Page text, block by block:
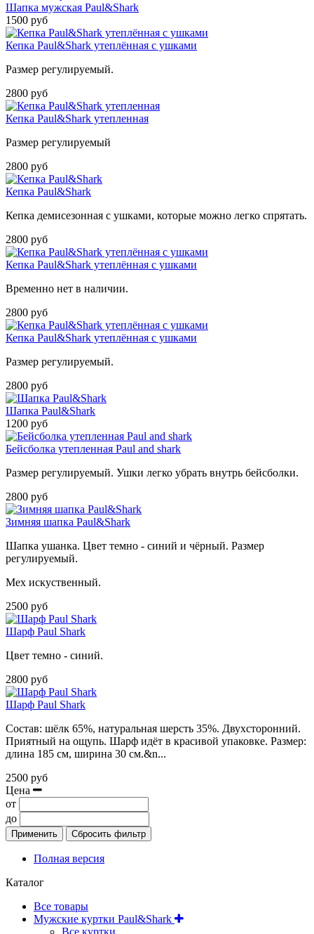
Шапка мужская Paul&Shark
1500 руб
Кепка Paul&Shark утеплённая с ушками
Размер регулируемый.
2800 руб
Кепка Paul&Shark утепленная
Размер регулируемый
2800 руб
Кепка Paul&Shark
Кепка демисезонная с ушками, которые можно легко спрятать.
2800 руб
Кепка Paul&Shark утеплённая с ушками
Временно нет в наличии.
2800 руб
Кепка Paul&Shark утеплённая с ушками
Размер регулируемый.
2800 руб
Шапка Paul&Shark
1200 руб
Бейсболка утепленная Paul and shark
Размер регулируемый. Ушки легко убрать внутрь бейсболки.
2800 руб
Зимняя шапка Paul&Shark
Шапка ушанка. Цвет темно - синий и чёрный. Размер
регулируемый.
Мех искуственный.
2500 руб
Шарф Paul Shark
Цвет темно - синий.
2800 руб
Шарф Paul Shark
Состав: шёлк 65%, натуральная шерсть 35%. Двухсторонний.
Приятный на ощупь. Шарф идёт в красивой упаковке. Размер:
длина 185 см, ширина 30 см.&n...
2500 руб
Цена
от
до
Применить Сбросить фильтр
Полная версия
Каталог
Все товары
Мужские куртки Paul&Shark
Все куртки